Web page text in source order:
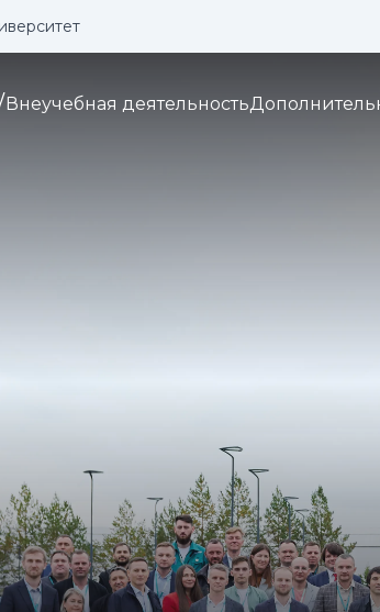
Цвет: Изображения:
Внеучебная деятельность